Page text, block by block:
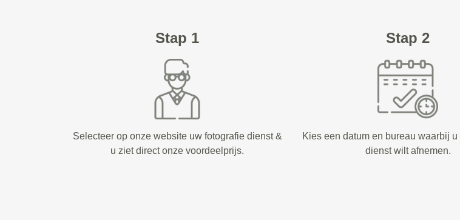
Stap 1
Selecteer op onze website uw fotografie dienst &
u ziet direct onze voordeelprijs.
Stap 2
Kies een datum en bureau waarbij
dienst wilt afnemen.